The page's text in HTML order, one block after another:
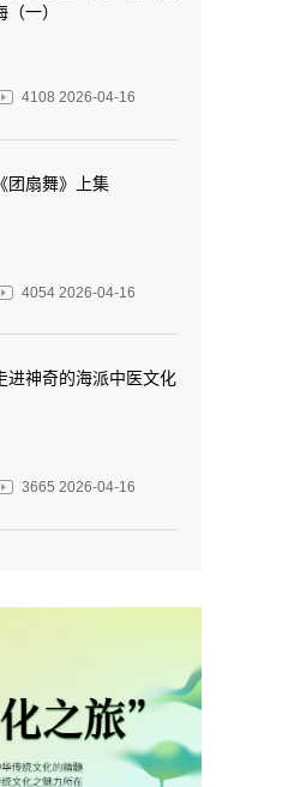
（一）
4108 2026-04-16
《团扇舞》上集
4054 2026-04-16
进神奇的海派中医文化
3665 2026-04-16